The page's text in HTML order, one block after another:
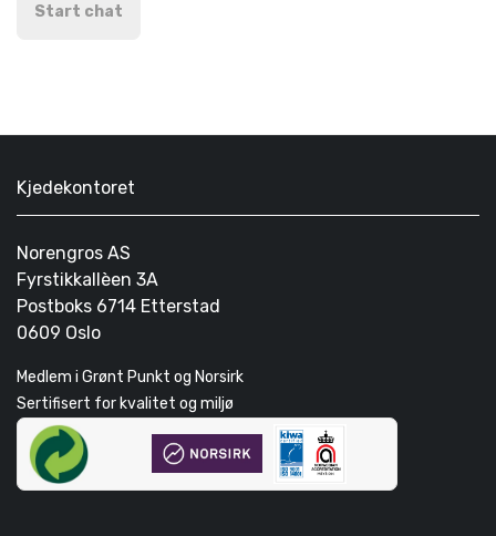
Start chat
Kjedekontoret
Norengros AS
Fyrstikkallèen 3A
Postboks 6714 Etterstad
0609 Oslo
Medlem i Grønt Punkt og Norsirk
Sertifisert for kvalitet og miljø